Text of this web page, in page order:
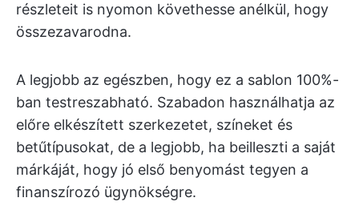
részleteit is nyomon követhesse anélkül, hogy
összezavarodna.
A legjobb az egészben, hogy ez a sablon 100%-
ban testreszabható. Szabadon használhatja az
előre elkészített szerkezetet, színeket és
betűtípusokat, de a legjobb, ha beilleszti a saját
márkáját, hogy jó első benyomást tegyen a
finanszírozó ügynökségre.